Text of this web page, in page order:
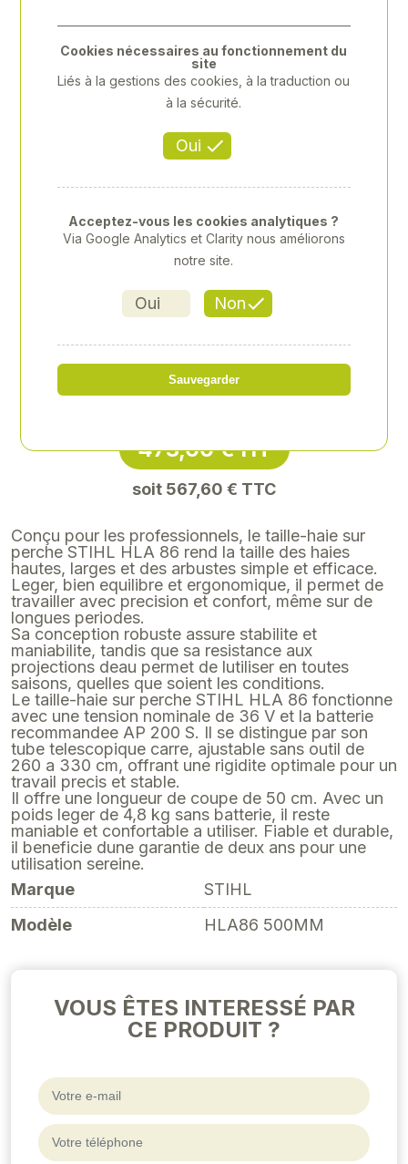
STIHL - HLA86 500MM
473,00 € HT
soit 567,60 € TTC
Conçu pour les professionnels, le taille-haie sur
perche STIHL HLA 86 rend la taille des haies
hautes, larges et des arbustes simple et efficace.
Leger, bien equilibre et ergonomique, il permet de
travailler avec precision et confort, même sur de
longues periodes.
Sa conception robuste assure stabilite et
maniabilite, tandis que sa resistance aux
projections deau permet de lutiliser en toutes
saisons, quelles que soient les conditions.
Le taille-haie sur perche STIHL HLA 86 fonctionne
avec une tension nominale de 36 V et la batterie
recommandee AP 200 S. Il se distingue par son
tube telescopique carre, ajustable sans outil de
260 a 330 cm, offrant une rigidite optimale pour un
travail precis et stable.
Il offre une longueur de coupe de 50 cm. Avec un
poids leger de 4,8 kg sans batterie, il reste
maniable et confortable a utiliser. Fiable et durable,
il beneficie dune garantie de deux ans pour une
utilisation sereine.
Marque
STIHL
Modèle
HLA86 500MM
VOUS ÊTES INTERESSÉ PAR
CE PRODUIT ?
Oui
Cookies nécessaires au fonctionnement du
site
Liés à la gestions des cookies, à la traduction ou
à la sécurité.
Oui Non
Acceptez-vous les cookies analytiques ?
Via Google Analytics et Clarity nous améliorons
notre site.
Sauvegarder